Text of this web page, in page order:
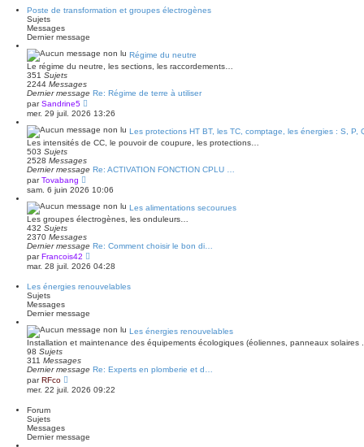
r
s
a
e
l
r
n
i
m
a
e
Poste de transformation et groupes électrogènes
Sujets
Messages
Dernier message
Régime du neutre
Le régime du neutre, les sections, les raccordements…
351 Sujets
2244 Messages
Dernier message Re: Régime de terre à utiliser
parSandrine5
o
i
r
e
r
i
r
m
s
a
g
e
mer. 29 juil. 2026 13:26
Les protections HT BT, les TC, comptage, les énergies : S, P,
Les intensités de CC, le pouvoir de coupure, les protections…
503 Sujets
2528 Messages
Dernier message Re: ACTIVATION FONCTION CPLU …
parTovabang
o
i
r
e
e
r
n
i
r
s
a
e
sam. 6 juin 2026 10:06
Les alimentations secourues
Les groupes électrogènes, les onduleurs…
432 Sujets
2370 Messages
Dernier message Re: Comment choisir le bon di…
parFrancois42
o
i
l
n
i
m
s
mar. 28 juil. 2026 04:28
Les énergies renouvelables
Sujets
Messages
Dernier message
Les énergies renouvelables
Installation et maintenance des équipements écologiques (éoliennes, panneaux solaires
98 Sujets
311 Messages
Dernier message Re: Experts en plomberie et d…
parRFco
o
i
e
mer. 22 juil. 2026 09:22
Forum
Sujets
Messages
Dernier message